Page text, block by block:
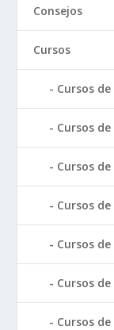
Consejos
Cursos
Cursos
Cursos
Cursos
Cursos
Cursos
Cursos
Cursos de